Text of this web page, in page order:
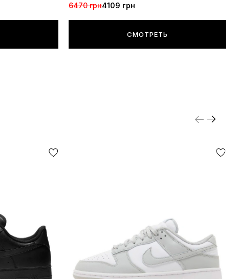
6470 грн4109 грн
СМОТРЕТЬ